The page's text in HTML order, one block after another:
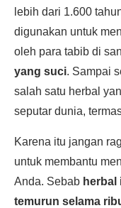
lebih dari 1.600
digunakan untuk
oleh para tabib di
yang suci. Sampai
salah satu herbal
seputar dunia,
Karena itu jangan
untuk membantu
Anda. Sebab herbal
temurun selama